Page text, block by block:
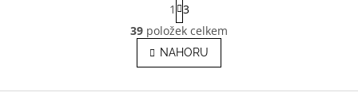
O
v
l
á
t
r
á
n
k
v
1
3
39 položek celkem
NAHORU